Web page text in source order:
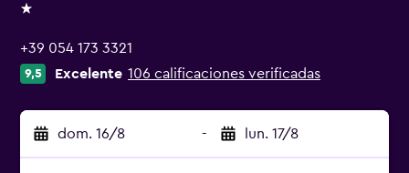
1 estrella
+39 054 173 3321
9,5 Excelente 106 calificaciones verificadas
dom. 16/8 - lun. 17/8